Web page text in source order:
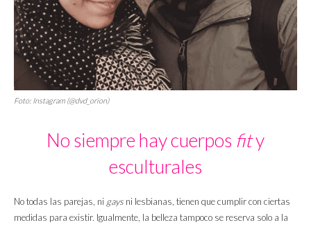
Foto: Instagram (@dvd_orion)
No siempre hay cuerpos fity
esculturales
No todas las parejas, ni gays ni lesbianas, tienen que cumplir con ciertas
medidas para existir. Igualmente, la belleza tampoco se reserva solo a la